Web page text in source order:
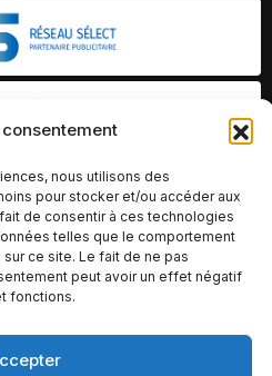
nous utilisons des
pour stocker et/ou accéder aux
de consentir à ces technologies
telles que le comportement
ce site. Le fait de ne pas
peut avoir un effet négatif
fonctions.
Inc |